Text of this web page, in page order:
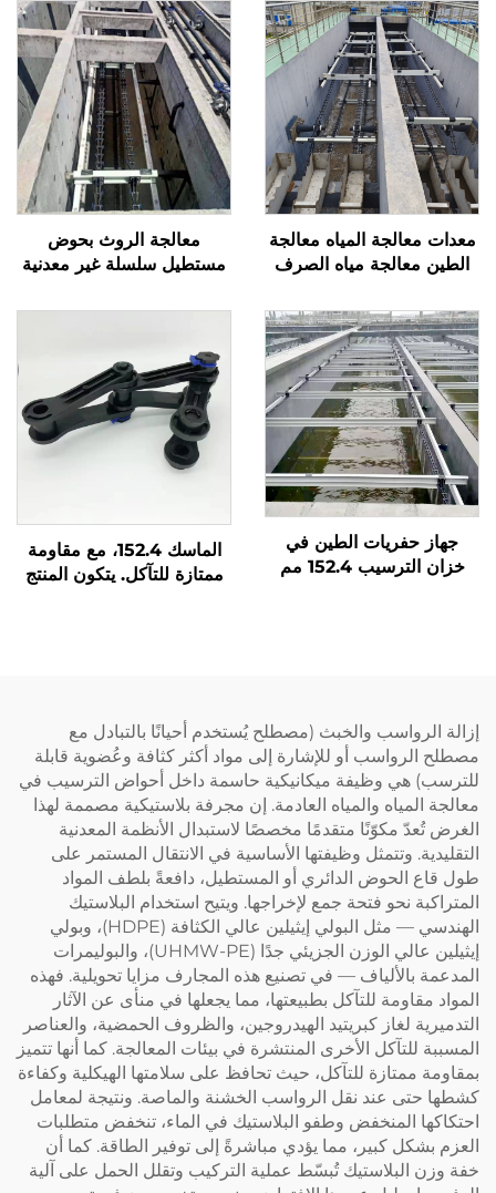
معدات معالجة المياه معالجة
الطين معالجة مياه الصرف
الطين كشط الركام بركة
مستطيلة
معالجة الروث بحوض
مستطيل سلسلة غير معدنية
NH78
جهاز حفريات الطين في
خزان الترسيب 152.4 مم
الماسك 152.4، مع مقاومة
ممتازة للتآكل. يتكون المنتج
إزالة الرواسب والخبث (مصطلح يُستخدم أحيانًا بالتبادل مع
مصطلح الرواسب أو للإشارة إلى مواد أكثر كثافة وعُضوية قابلة
للترسب) هي وظيفة ميكانيكية حاسمة داخل أحواض الترسيب في
معالجة المياه والمياه العادمة. إن مجرفة بلاستيكية مصممة لهذا
الغرض تُعدّ مكوّنًا متقدمًا مخصصًا لاستبدال الأنظمة المعدنية
التقليدية. وتتمثل وظيفتها الأساسية في الانتقال المستمر على
طول قاع الحوض الدائري أو المستطيل، دافعةً بلطف المواد
المتراكبة نحو فتحة جمع لإخراجها. ويتيح استخدام البلاستيك
الهندسي — مثل البولي إيثيلين عالي الكثافة (HDPE)، وبولي
إيثيلين عالي الوزن الجزيئي جدًا (UHMW-PE)، والبوليمرات
المدعمة بالألياف — في تصنيع هذه المجارف مزايا تحويلية. فهذه
المواد مقاومة للتآكل بطبيعتها، مما يجعلها في منأى عن الآثار
التدميرية لغاز كبريتيد الهيدروجين، والظروف الحمضية، والعناصر
المسببة للتآكل الأخرى المنتشرة في بيئات المعالجة. كما أنها تتميز
بمقاومة ممتازة للتآكل، حيث تحافظ على سلامتها الهيكلية وكفاءة
كشطها حتى عند نقل الرواسب الخشنة والماصة. ونتيجة لمعامل
احتكاكها المنخفض وطفو البلاستيك في الماء، تنخفض متطلبات
العزم بشكل كبير، مما يؤدي مباشرةً إلى توفير الطاقة. كما أن
خفة وزن البلاستيك تُبسّط عملية التركيب وتقلل الحمل على آلية